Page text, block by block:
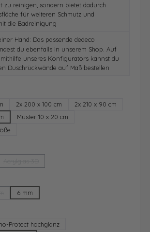
zu reinigen, sondern bietet dadurch
für weiteren Schmutz und
die Badreinigung
Hand: Das passende dedeco
du ebenfalls in unserem Shop. Auf
unseres Konfigurators kannst du
Duschrückwände auf Maß bestellen
2x 200 x 100 cm
2x 210 x 90 cm
Muster 10 x 20 cm
Option ist zurzeit nicht verfügbar.)
6 mm
Protect hochglanz